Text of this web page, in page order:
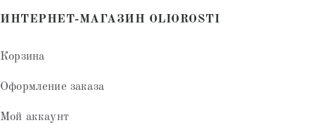
ИНТЕРНЕТ-МАГАЗИН OLIOROSTI
Корзина
Оформление заказа
Мой аккаунт